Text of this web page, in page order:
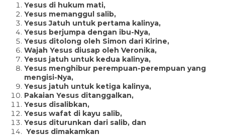
Yesus di hukum mati,
Yesus memanggul salib,
Yesus Jatuh untuk pertama kalinya,
Yesus berjumpa dengan ibu-Nya,
Yesus ditolong oleh Simon dari Kirine,
Wajah Yesus diusap oleh Veronika,
Yesus jatuh untuk kedua kalinya,
Yesus menghibur perempuan-perempuan yang
mengisi-Nya,
Yesus jatuh untuk ketiga kalinya,
Pakaian Yesus ditanggalkan,
Yesus disalibkan,
Yesus wafat di kayu salib,
Yesus diturunkan dari salib, dan
Yesus dimakamkan